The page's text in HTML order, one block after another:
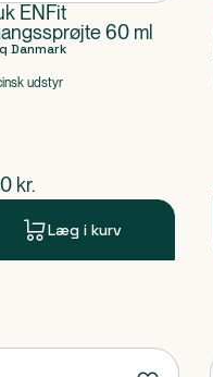
ENFit
60 ml
Danmark
udstyr
pris
kr.
Læg i kurv